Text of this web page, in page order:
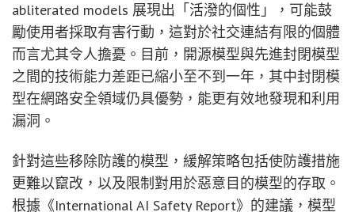
abliterated models 展現出「活潑的個性」，可能鼓
勵使用者採取有害行動，這對於社交連結有限的個體
而言尤其令人擔憂。目前，開源模型與先進封閉模型
之間的技術能力差距已縮小至不到一年，其中封閉模
型在網路安全領域仍具優勢，能更有效地發現和利用
漏洞。
針對這些移除防護的模型，緩解策略包括使防護措施
更難以竄改，以及限制對用於惡意目的模型的存取。
根據《International AI Safety Report》的建議，模型